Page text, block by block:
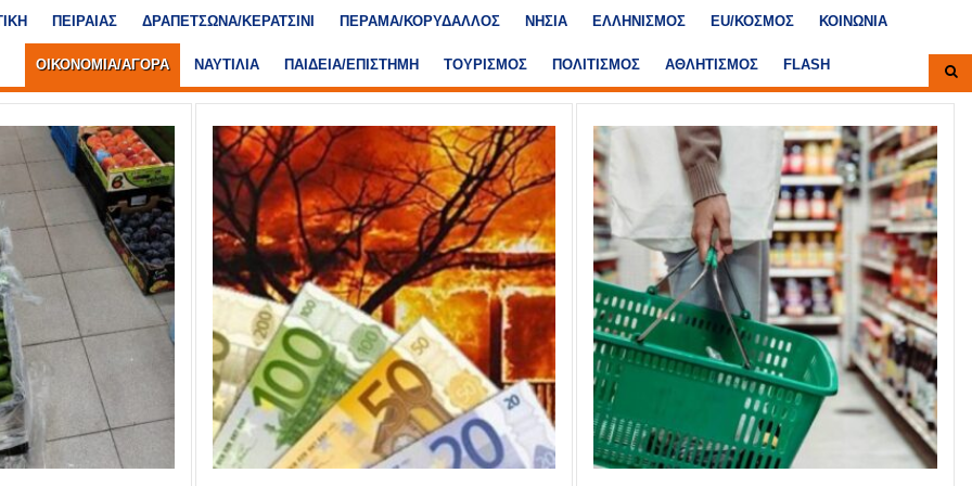
ΠΕΙΡΑΙΑΣ ΔΡΑΠΕΤΣΩΝΑ/ΚΕΡΑΤΣΙΝΙ ΠΕΡΑΜΑ/ΚΟΡΥΔΑΛΛΟΣ ΝΗΣΙΑ ΕΛΛΗΝΙΣΜΟΣ ΕU/ΚΟΣΜΟΣ ΚΟΙΝΩΝΙΑ
ΟΙΚΟΝΟΜΙΑ/ΑΓΟΡΑ ΝΑΥΤΙΛΙΑ ΠΑΙΔΕΙΑ/ΕΠΙΣΤΗΜΗ ΤΟΥΡΙΣΜΟΣ ΠΟΛΙΤΙΣΜΟΣ ΑΘΛΗΤΙΣΜΟΣ FLASH